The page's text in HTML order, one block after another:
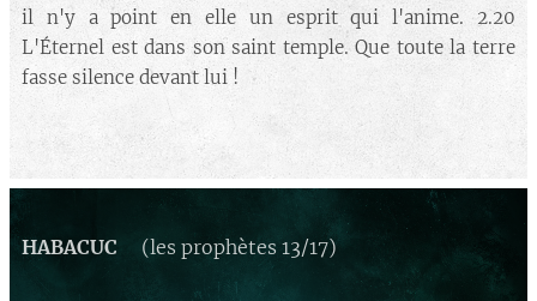
il n'y a point en elle un esprit qui l'anime. 2.20
L'Éternel est dans son saint temple. Que toute la terre
fasse silence devant lui !
HABACUC (les prophètes 13/17)